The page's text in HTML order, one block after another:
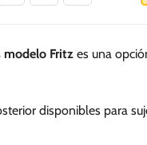
tiene
Las
pueden
modelo Fritz es una
disponibles para